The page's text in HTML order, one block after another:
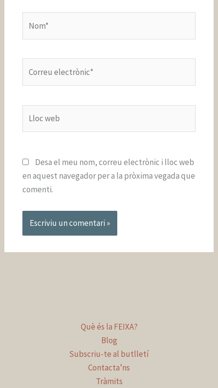
electrònic*
Desa el meu nom, correu electrònic i lloc web
en aquest navegador per a la pròxima vegada que
comenti.
Què és la FEIXA?
Blog
Subscriu-te al butlletí
Contacta’ns
Tràmits